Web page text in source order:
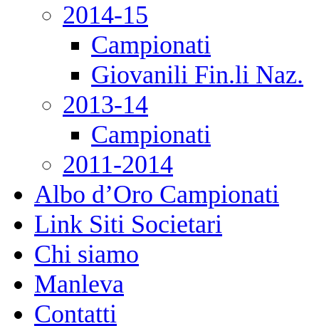
2014-15
Campionati
Giovanili Fin.li Naz.
2013-14
Campionati
2011-2014
Albo d’Oro Campionati
Link Siti Societari
Chi siamo
Manleva
Contatti